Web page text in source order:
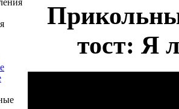
тост: Я